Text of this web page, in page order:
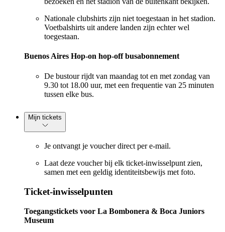
Nationale clubshirts zijn niet toegestaan in het stadion.
Voetbalshirts uit andere landen zijn echter wel
toegestaan.
Buenos Aires Hop-on hop-off busabonnement
De bustour rijdt van maandag tot en met zondag van
9.30 tot 18.00 uur, met een frequentie van 25 minuten
tussen elke bus.
Mijn tickets
Je ontvangt je voucher direct per e-mail.
Laat deze voucher bij elk ticket-inwisselpunt zien,
samen met een geldig identiteitsbewijs met foto.
Ticket-inwisselpunten
Toegangstickets voor La Bombonera & Boca Juniors
Museum